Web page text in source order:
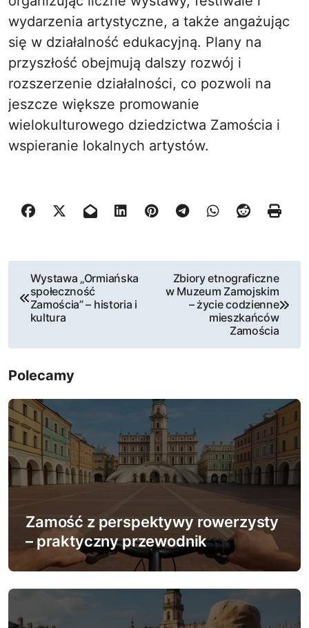
wydarzenia artystyczne, a także angażując
się w działalność edukacyjną. Plany na
przyszłość obejmują dalszy rozwój i
rozszerzenie działalności, co pozwoli na
jeszcze większe promowanie
wielokulturowego dziedzictwa Zamościa i
wspieranie lokalnych artystów.
g
a
c
j
p
i
s
Wystawa „Ormiańska
społeczność
Zamościa” – historia i
kultura
Zbiory etnograficzne
w Muzeum Zamojskim
– życie codzienne
mieszkańców
Zamościa
Polecamy
Zamość z perspektywy rowerzysty
– praktyczny przewodnik